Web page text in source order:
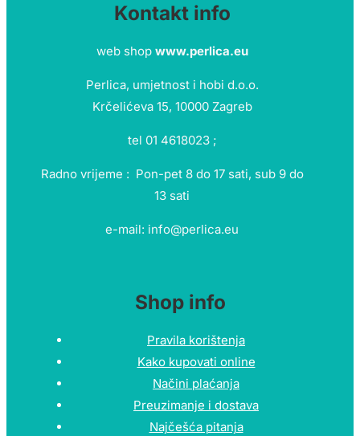
Kontakt info
web shop www.perlica.eu
Perlica, umjetnost i hobi d.o.o.
Krčelićeva 15, 10000 Zagreb
tel 01 4618023 ;
Radno vrijeme : Pon-pet 8 do 17 sati, sub 9 do
13 sati
e-mail: info@perlica.eu
Shop info
Pravila korištenja
Kako kupovati online
Načini plaćanja
Preuzimanje i dostava
Najčešća pitanja